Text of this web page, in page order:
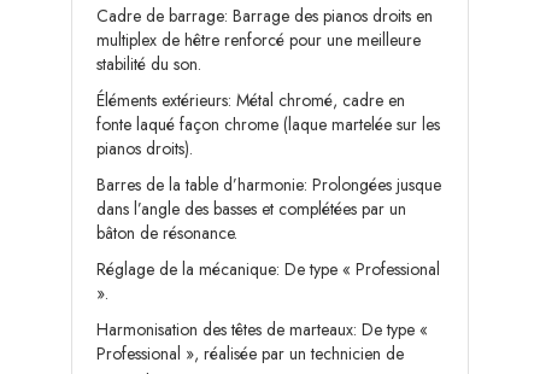
Cadre de barrage: Barrage des pianos droits en
multiplex de hêtre renforcé pour une meilleure
stabilité du son.
Éléments extérieurs: Métal chromé, cadre en
fonte laqué façon chrome (laque martelée sur les
pianos droits).
Barres de la table d’harmonie: Prolongées jusque
dans l’angle des basses et complétées par un
bâton de résonance.
Réglage de la mécanique: De type « Professional
».
Harmonisation des têtes de marteaux: De type «
Professional », réalisée par un technicien de